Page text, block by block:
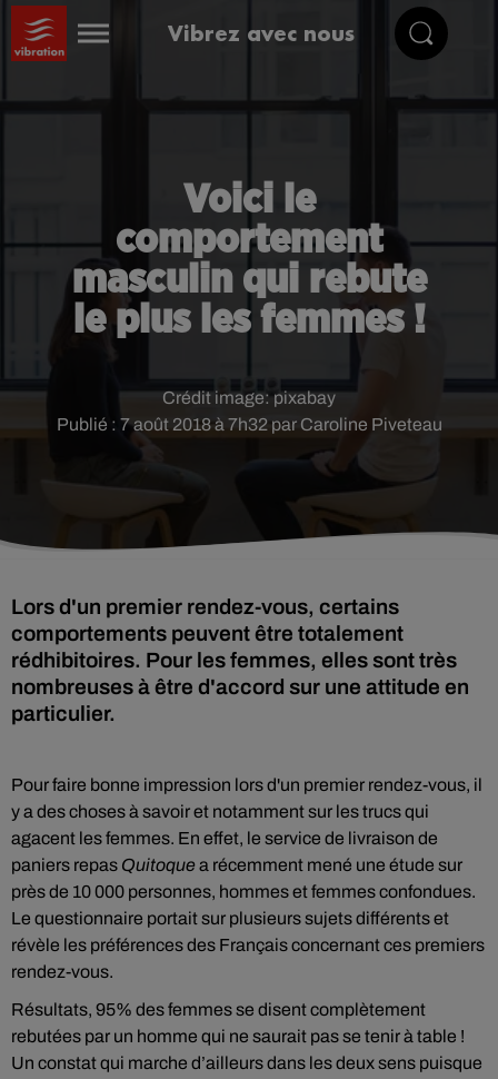
Vibrez avec nous
Voici le
comportement
masculin qui rebute
le plus les femmes !
Publié : 7 août 2018 à 7h32 par Caroline Piveteau
Crédit image: pixabay
Lors d'un premier rendez-vous, certains
comportements peuvent être totalement
rédhibitoires. Pour les femmes, elles sont très
nombreuses à être d'accord sur une attitude en
particulier.
Pour faire bonne impression lors d'un premier rendez-vous, il
y a des choses à savoir et notamment sur les trucs qui
agacent les femmes. En effet, le service de livraison de
paniers repas Quitoquea récemment mené une étude sur
près de 10 000 personnes, hommes et femmes confondues.
Le questionnaire portait sur plusieurs sujets différents et
révèle les préférences des Français concernant ces premiers
rendez-vous.
Résultats, 95% des femmes se disent complètement
rebutées par un homme qui ne saurait pas se tenir à table !
Un constat qui marche d’ailleurs dans les deux sens puisque